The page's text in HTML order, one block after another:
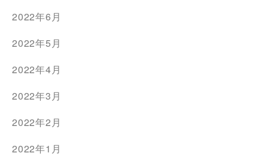
2022年6月
2022年5月
2022年4月
2022年3月
2022年2月
2022年1月